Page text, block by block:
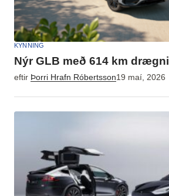
KYNNING
Nýr GLB með 614 km drægni
eftir Þorri Hrafn Róbertsson19 maí, 2026